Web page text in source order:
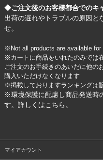
◆ご注文後のお客様都合でのキ
出荷の遅れやトラブルの原因と
せ。
※Not all products are available
※カートに商品をいれたのみでは
ご注文のお手続きのあいだに他の
購入いただけなくなります
※掲載しておりますランキングは
※環境保護に配慮し商品発送時
す。詳しくはこちら 。
マイアカウント